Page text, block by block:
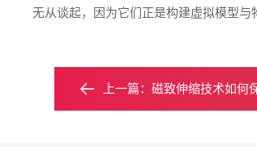
无从谈起，因为它们正是构建虚拟模型与
上一篇：磁致伸缩技术如何